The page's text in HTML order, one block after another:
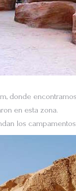
donde
en esta zona.
los